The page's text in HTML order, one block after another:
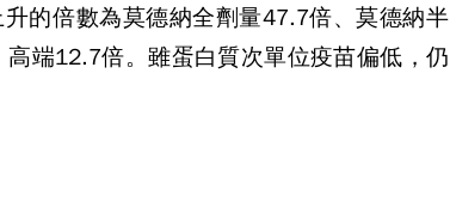
的倍數為莫德納全劑量47.7倍、莫德納半
端12.7倍。雖蛋白質次單位疫苗偏低，仍